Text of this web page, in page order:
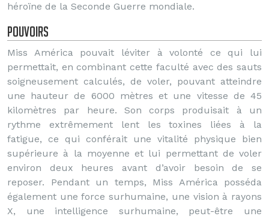
héroïne de la Seconde Guerre mondiale.
Pouvoirs
Miss América pouvait léviter à volonté ce qui lui
permettait, en combinant cette faculté avec des sauts
soigneusement calculés, de voler, pouvant atteindre
une hauteur de 6000 mètres et une vitesse de 45
kilomètres par heure. Son corps produisait à un
rythme extrêmement lent les toxines liées à la
fatigue, ce qui conférait une vitalité physique bien
supérieure à la moyenne et lui permettant de voler
environ deux heures avant d’avoir besoin de se
reposer. Pendant un temps, Miss América posséda
également une force surhumaine, une vision à rayons
X, une intelligence surhumaine, peut-être une